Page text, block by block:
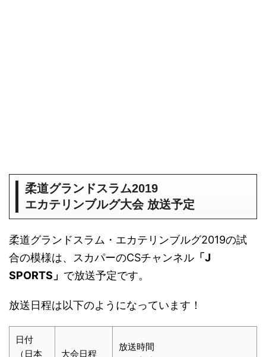
柔道グランドスラム2019
エカテリンブルグ大会 放送予定
柔道グランドスラム・エカテリンブルグ2019の試
合の模様は、スカパーのCSチャンネル 「J
SPORTS」 で放送予定です。
放送日程は以下のようになっています！
日付
（日本
大会日程
放送時間